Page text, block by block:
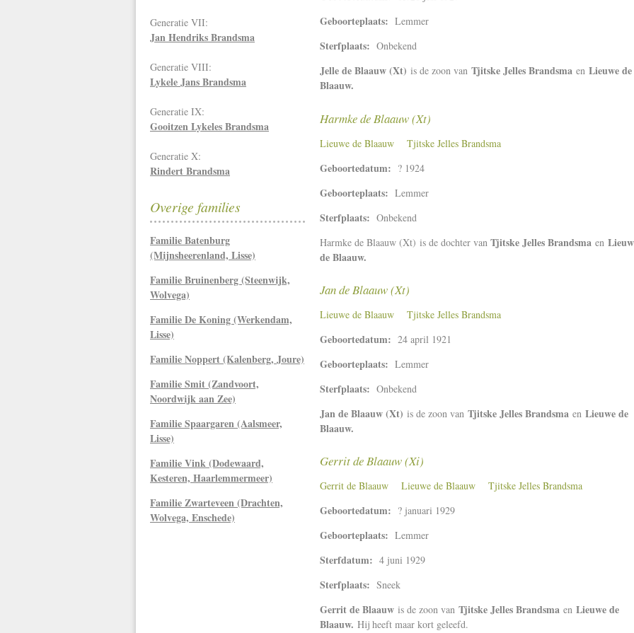
Geboorteplaats: Lemmer
Sterfplaats: Onbekend
Jelle de Blaauw (Xt) is de zoon van Tjitske Jelles Brandsma en Lieuwe de
Blaauw.
Harmke de Blaauw (Xt)
Lieuwe de Blaauw Tjitske Jelles Brandsma
Geboortedatum: ? 1924
Geboorteplaats: Lemmer
Sterfplaats: Onbekend
Harmke de Blaauw (Xt) is de dochter van Tjitske Jelles Brandsma en
de Blaauw.
Jan de Blaauw (Xt)
Lieuwe de Blaauw Tjitske Jelles Brandsma
Geboortedatum: 24 april 1921
Geboorteplaats: Lemmer
Sterfplaats: Onbekend
Jan de Blaauw (Xt) is de zoon van Tjitske Jelles Brandsma en Lieuwe de
Blaauw.
Gerrit de Blaauw (Xi)
Gerrit de Blaauw Lieuwe de Blaauw Tjitske Jelles Brandsma
Geboortedatum: ? januari 1929
Geboorteplaats: Lemmer
Sterfdatum: 4 juni 1929
Sterfplaats: Sneek
Gerrit de Blaauw is de zoon van Tjitske Jelles Brandsma en Lieuwe de
Blaauw. Hij heeft maar kort geleefd.
Generatie VII:
Jan HendriksBrandsma
Generatie VIII:
Lykele Jans Brandsma
Generatie IX:
Gooitzen Lykeles Brandsma
Generatie X:
Rindert Brandsma
Overige families
Familie Batenburg
(Mijnsheerenland, Lisse)
Familie Bruinenberg (Steenwijk,
Wolvega)
Familie De Koning (Werkendam,
Lisse)
Familie Noppert (Kalenberg, Joure)
Familie Smit (Zandvoort,
Noordwijk aan Zee)
Familie Spaargaren (Aalsmeer,
Lisse)
Familie Vink (Dodewaard,
Kesteren, Haarlemmermeer)
Familie Zwarteveen (Drachten,
Wolvega, Enschede)